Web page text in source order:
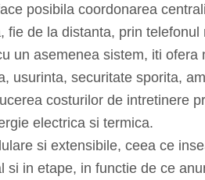
posibila coordonarea
fie de la distanta, prin
un asemenea sistem, iti ofera
usurinta, securitate sporita,
costurilor de intretinere
electrica si termica.
si extensibile, ceea ce
si in etape, in functie de ce